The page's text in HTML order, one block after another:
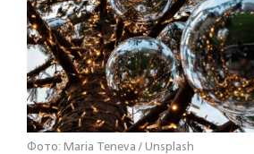
Фото: Maria Teneva / Unsplash